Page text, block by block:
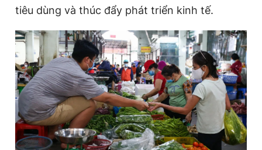
tiêu dùng và thúc đẩy phát triển kinh tế.